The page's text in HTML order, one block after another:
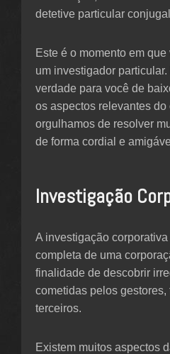
detetive particular
Este é o momento em
um investigador
verdade para você de
os aspectos relevantes do
orgulhamos de resolver
de forma cordial e
Investigação
A investigação
completa de uma
finalidade de descobrir
cometidas pelos gestores,
terceiros.
Existem muitos aspectos